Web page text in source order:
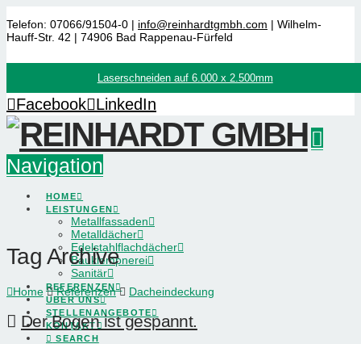
Telefon: 07066/91504-0 | info@reinhardtgmbh.com | Wilhelm-
Hauff-Str. 42 | 74906 Bad Rappenau-Fürfeld
Laserschneiden auf 6.000 x 2.500mm
Facebook LinkedIn
Navigation
HOME
LEISTUNGEN
Metallfassaden
Metalldächer
Edelstahlflachdächer
Bauklempnerei
Sanitär
REFERENZEN
ÜBER UNS
STELLENANGEBOTE
KONTAKT
SEARCH
Tag Archive
Home Referenzen Dacheindeckung
Der Bogen ist gespannt.